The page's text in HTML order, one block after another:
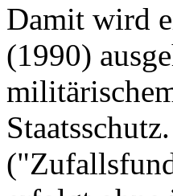
Damit wird
(1990)